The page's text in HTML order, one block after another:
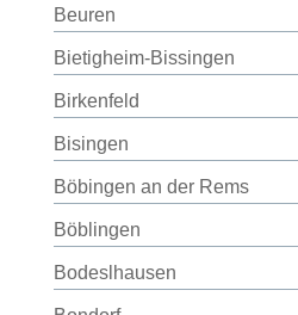
Beuren
Bietigheim-Bissingen
Birkenfeld
Bisingen
Böbingen an der Rems
Böblingen
Bodeslhausen